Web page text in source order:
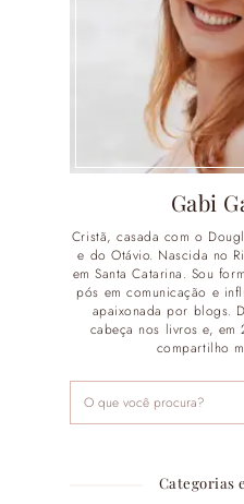
Gabi
Cristã, casada com o
e do Otávio. Nascida no
em Santa Catarina. Sou
pós em comunicação e
apaixonada por blogs.
cabeça nos livros e, em
compartilho
Categorias